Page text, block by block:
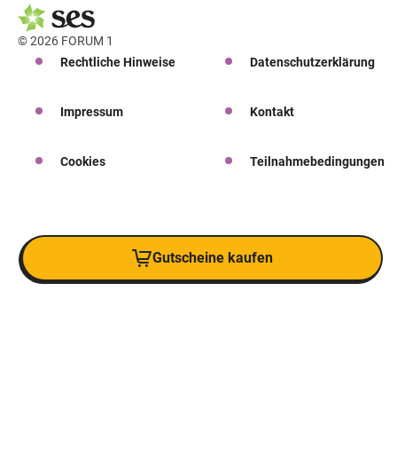
© 2026 FORUM 1
Rechtliche Hinweise
Datenschutzerklärung
Impressum Kontakt
Cookies Teilnahmebedingungen
Gutscheine kaufen